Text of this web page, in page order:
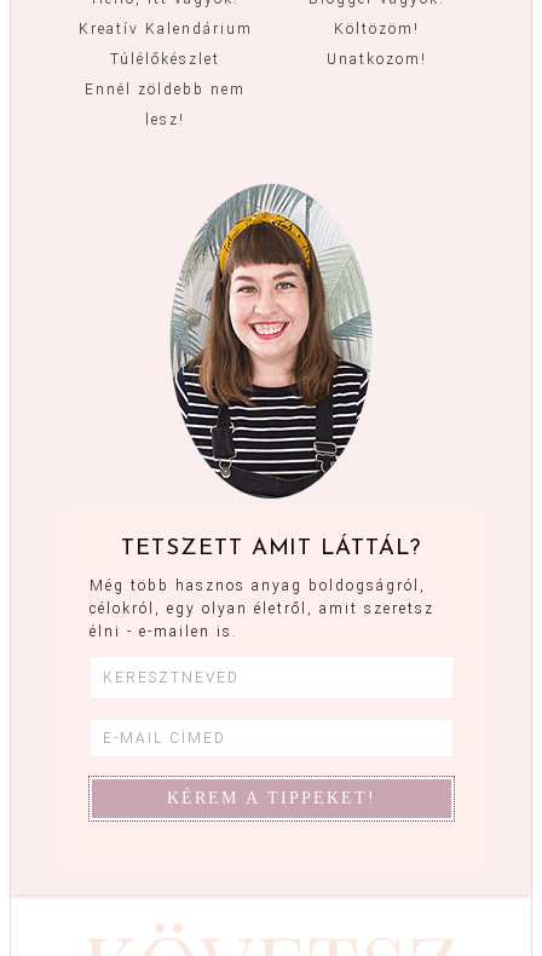
Kreatív Kalendárium
Túlélőkészlet
Ennél zöldebb nem
lesz!
Költözöm!
Unatkozom!
TETSZETT AMIT LÁTTÁL?
Még több hasznos anyag boldogságról,
célokról, egy olyan életről, amit szeretsz
élni - e-mailen is.